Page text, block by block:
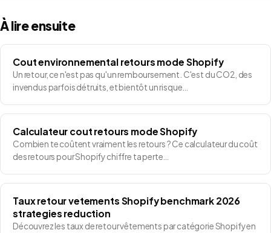
À lire ensuite
Cout environnemental retours mode Shopify
Un retour, ce n'est pas qu'un remboursement. C'est du CO2, des
invendus parfois détruits, et bientôt un risque…
Calculateur cout retours mode Shopify
Combien te coûtent vraiment les retours ? Ce calculateur du coût
des retours pour Shopify chiffre ta perte…
Taux retour vetements Shopify benchmark 2026
strategies reduction
Découvrez les taux de retour vêtements par catégorie Shopify en